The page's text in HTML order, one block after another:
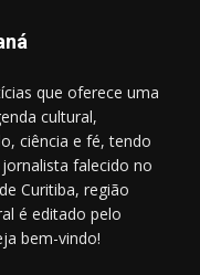
que oferece uma
cultural,
ciência e fé, tendo
falecido no
Curitiba, região
é editado pelo
bem-vindo!